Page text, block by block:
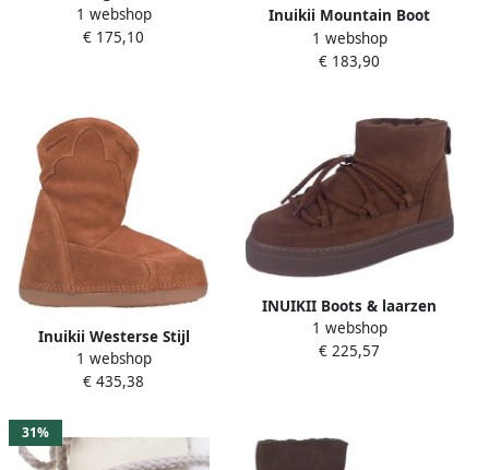
Winterlaarzen Black Dames
1 webshop
€ 175,10
Inuikii Mountain Boot
1 webshop
€ 183,90
Inuikii Westerse Stijl
Geborduurde Laarzen
Brown Dames
1 webshop
€ 435,38
INUIKII Boots & laarzen
Classic Low in bruin
1 webshop
€ 225,57
31%